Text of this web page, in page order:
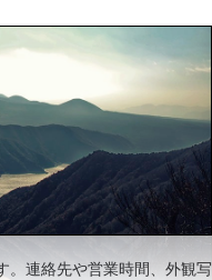
。連絡先や営業時間、外観写